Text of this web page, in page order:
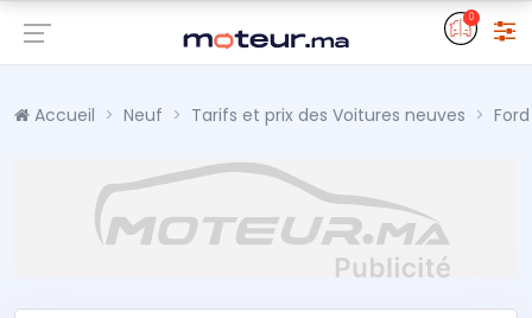
0
Accueil Neuf Tarifs et prix des Voitures neuves Ford